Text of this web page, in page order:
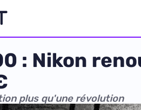
: Nikon
plus qu'une révolution